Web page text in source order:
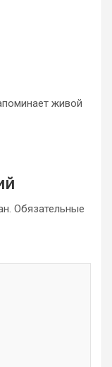
живой
Обязательные